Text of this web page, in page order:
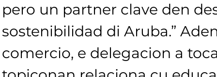
pero un partner clave den
sostenibilidad di Aruba.”
comercio, e delegacion a